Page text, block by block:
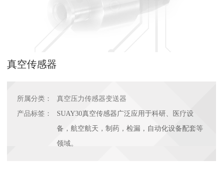
真空传感器
所属分类：
真空压力传感器变送器
产品标签：
SUAY30真空传感器广泛应用于科研、医疗设
备，航空航天，制药，检漏，自动化设备配套等
领域。